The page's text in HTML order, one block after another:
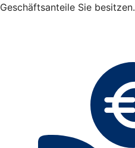
Geschäftsanteile Sie besitzen.